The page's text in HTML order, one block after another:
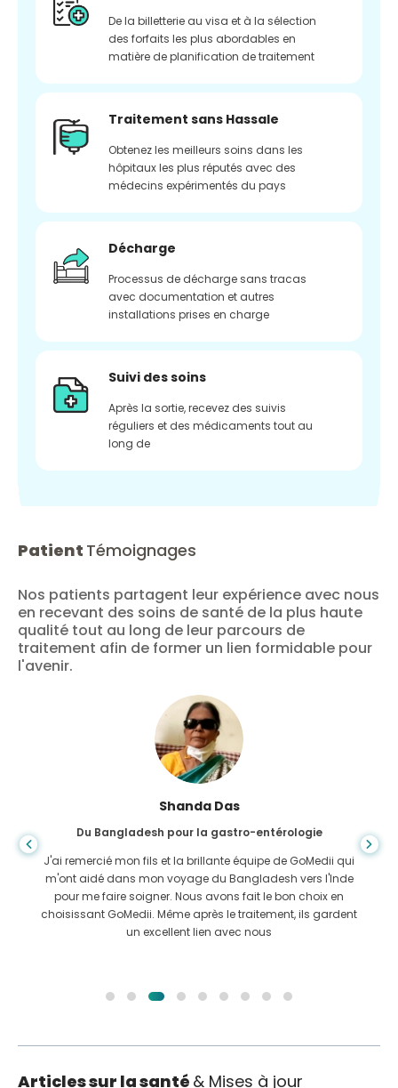
De la billetterie au visa et à la sélection
des forfaits les plus abordables en
matière de planification de traitement
Traitement sans Hassale
Obtenez les meilleurs soins dans les
hôpitaux les plus réputés avec des
médecins expérimentés du pays
Décharge
Processus de décharge sans tracas
avec documentation et autres
installations prises en charge
Suivi des soins
Après la sortie, recevez des suivis
réguliers et des médicaments tout au
long de
Patient Témoignages
Nos patients partagent leur expérience avec nous
en recevant des soins de santé de la plus haute
qualité tout au long de leur parcours de
traitement afin de former un lien formidable pour
l'avenir.
Shanda Das
Du Bangladesh pour la gastro-entérologie
J'ai remercié mon fils et la brillante équipe de GoMedii qui
m'ont aidé dans mon voyage du Bangladesh vers l'Inde
pour me faire soigner. Nous avons fait le bon choix en
choisissant GoMedii. Même après le traitement, ils gardent
un excellent lien avec nous
Articles sur la santé & Mises à jour